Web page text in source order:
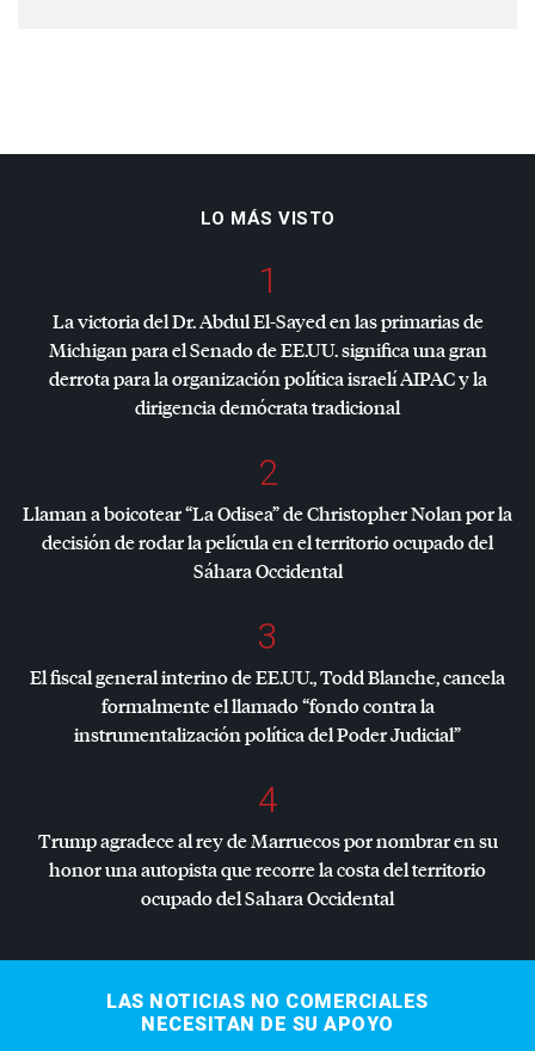
LO MÁS VISTO
1
La victoria del Dr. Abdul El-Sayed en las primarias de
Michigan para el Senado de EE.UU. significa una gran
derrota para la organización política israelíAIPACy la
dirigencia demócrata tradicional
2
Llaman a boicotear “La Odisea” de Christopher Nolan por la
decisión de rodar la película en el territorio ocupado del
Sáhara Occidental
3
El fiscal general interino de EE.UU., Todd Blanche, cancela
formalmente el llamado “fondo contra la
instrumentalización política del Poder Judicial”
4
Trump agradece al rey de Marruecos por nombrar en su
honor una autopista que recorre la costa del territorio
ocupado del Sahara Occidental
LAS NOTICIAS NO COMERCIALES
NECESITAN DE SU APOYO